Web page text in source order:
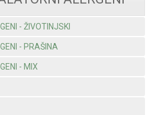
- ŽIVOTINJSKI
- PRAŠINA
- MIX